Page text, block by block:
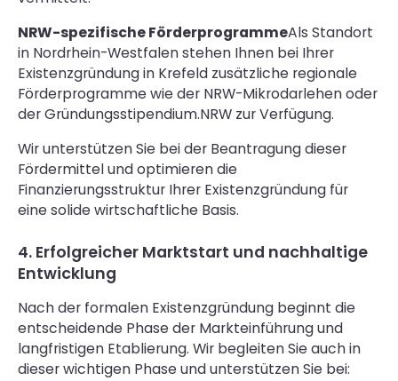
NRW-spezifische FörderprogrammeAls Standort
in Nordrhein-Westfalen stehen Ihnen bei Ihrer
Existenzgründung in Krefeld zusätzliche regionale
Förderprogramme wie der NRW-Mikrodarlehen oder
der Gründungsstipendium.NRW zur Verfügung.
Wir unterstützen Sie bei der Beantragung dieser
Fördermittel und optimieren die
Finanzierungsstruktur Ihrer Existenzgründung für
eine solide wirtschaftliche Basis.
4. Erfolgreicher Marktstart und nachhaltige
Entwicklung
Nach der formalen Existenzgründung beginnt die
entscheidende Phase der Markteinführung und
langfristigen Etablierung. Wir begleiten Sie auch in
dieser wichtigen Phase und unterstützen Sie bei: